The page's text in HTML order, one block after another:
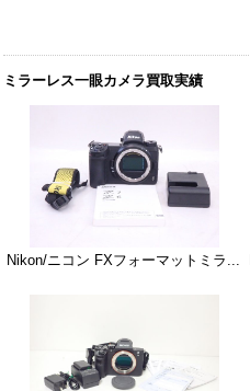
ミラーレス一眼カメラ買取実績
Nikon/ニコン FXフォーマットミラ...